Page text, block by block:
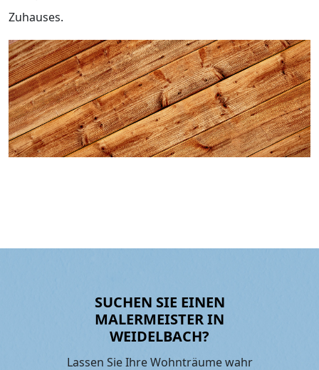
Zuhauses.
SUCHEN SIE EINEN
MALERMEISTER IN
WEIDELBACH?
Lassen Sie Ihre Wohnträume wahr